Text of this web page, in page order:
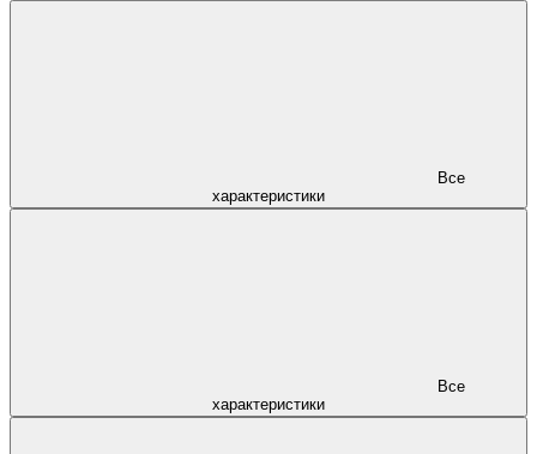
характеристики
характеристики